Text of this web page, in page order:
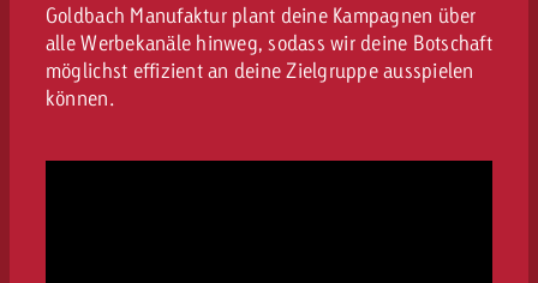
Goldbach Manufaktur plant deine Kampagnen über
alle Werbekanäle hinweg, sodass wir deine Botschaft
möglichst effizient an deine Zielgruppe ausspielen
können.